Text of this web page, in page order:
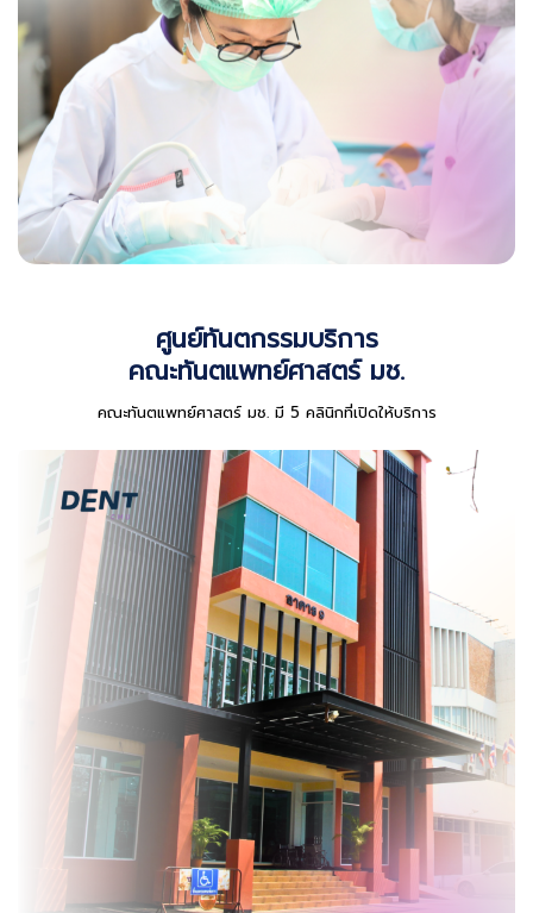
ศูนย์ทันตกรรมบริการ
คณะทันตแพทย์ศาสตร์ มช.
คณะทันตแพทย์ศาสตร์ มช. มี 5 คลินิกที่เปิดให้บริการ